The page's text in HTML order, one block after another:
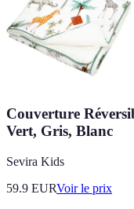
Couverture
Vert, Gris, Blanc
Sevira Kids
59.9 EURVoir le prix